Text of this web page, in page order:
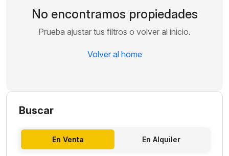
No encontramos propiedades
Prueba ajustar tus filtros o volver al inicio.
Volver al home
Buscar
En Venta En Alquiler